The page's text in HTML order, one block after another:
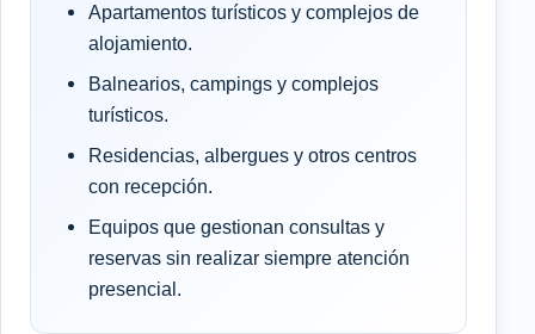
Apartamentos turísticos y complejos de
alojamiento.
Balnearios, campings y complejos
turísticos.
Residencias, albergues y otros centros
con recepción.
Equipos que gestionan consultas y
reservas sin realizar siempre atención
presencial.